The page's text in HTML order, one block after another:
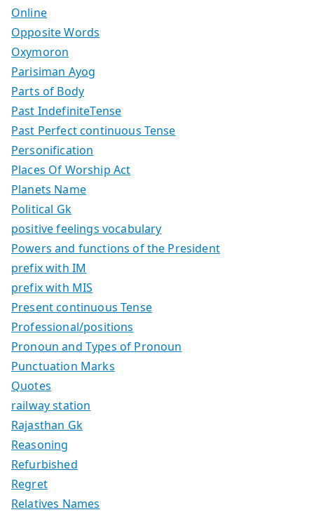
Online
Opposite Words
Oxymoron
Parisiman Ayog
Parts of Body
Past IndefiniteTense
Past Perfect continuous Tense
Personification
Places Of Worship Act
Planets Name
Political Gk
positive feelings vocabulary
Powers and functions of the President
prefix with IM
prefix with MIS
Present continuous Tense
Professional/positions
Pronoun and Types of Pronoun
Punctuation Marks
Quotes
railway station
Rajasthan Gk
Reasoning
Refurbished
Regret
Relatives Names